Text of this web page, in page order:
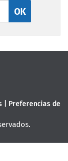
OK
| Preferencias de